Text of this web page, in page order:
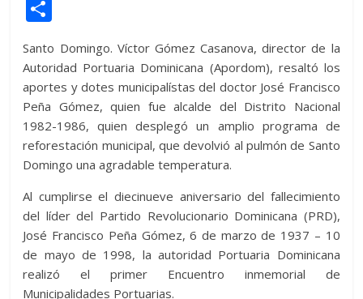
er s
A
p
p
di
t
b
o
o
k
e
n
g
er
p
e
gr
a
m
a
g
e
m
p
ar
ti
r
Santo Domingo. Víctor Gómez Casanova, director de la
Autoridad Portuaria Dominicana (Apordom), resaltó los
aportes y dotes municipalístas del doctor José Francisco
Peña Gómez, quien fue alcalde del Distrito Nacional
1982-1986, quien desplegó un amplio programa de
reforestación municipal, que devolvió al pulmón de Santo
Domingo una agradable temperatura.
Al cumplirse el diecinueve aniversario del fallecimiento
del líder del Partido Revolucionario Dominicana (PRD),
José Francisco Peña Gómez, 6 de marzo de 1937 – 10
de mayo de 1998, la autoridad Portuaria Dominicana
realizó el primer Encuentro inmemorial de
Municipalidades Portuarias.